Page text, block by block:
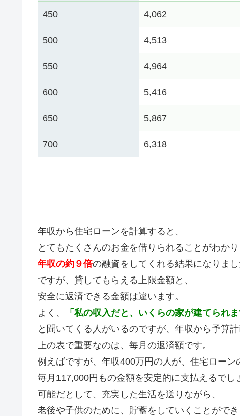
450 4,062
500 4,513
550 4,964
600 5,416
650 5,867
700 6,318
年収から住宅ローンを計算すると、
とてもたくさんのお金を借りられることがわかり
年収の約９倍の融資をしてくれる結果になりまし
ですが、貸してもらえる上限金額と、
安全に返済できる金額は違います。
よく、
「私の収入だと、いくらの家が建てられま
と聞いてくる人がいるのですが、年収から予算
上の表で重要なのは、毎月の返済額です。
例えばですが、年収400万円の人が、住宅ローン
毎月117,000円もの金額を安定的に支払えるでし
可能だとして、充実した生活を送りながら、
老後や子供のために、貯蓄をしていくことがで